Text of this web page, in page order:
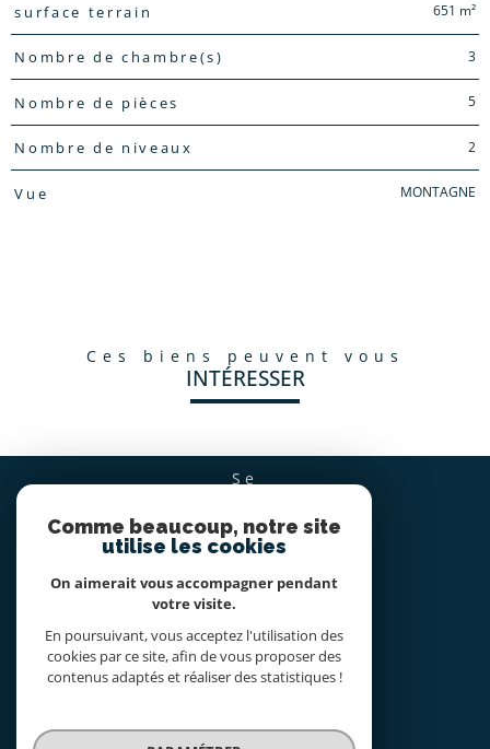
surface terrain 651 m²
Nombre de chambre(s) 3
Nombre de pièces 5
Nombre de niveaux 2
Vue MONTAGNE
ces biens peuvent vous
INTÉRESSER
se
espace propriétaire
nous
SUIVRE
ADHÉRONS
Comme beaucoup, notre site
utilise les cookies
On aimerait vous accompagner pendant
votre visite.
En poursuivant, vous acceptez l'utilisation des
cookies par ce site, afin de vous proposer des
contenus adaptés et réaliser des statistiques !